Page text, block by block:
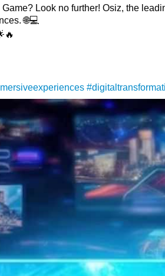
Look no further! Osiz, the
🌐💻